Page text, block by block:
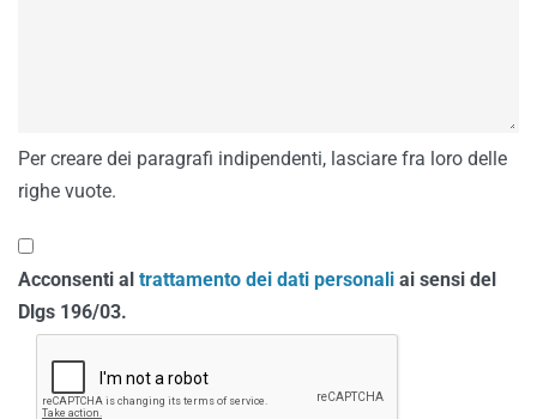
Per creare dei paragrafi indipendenti, lasciare fra loro delle
righe vuote.
Acconsenti al trattamento dei dati personali ai sensi del
Dlgs 196/03.